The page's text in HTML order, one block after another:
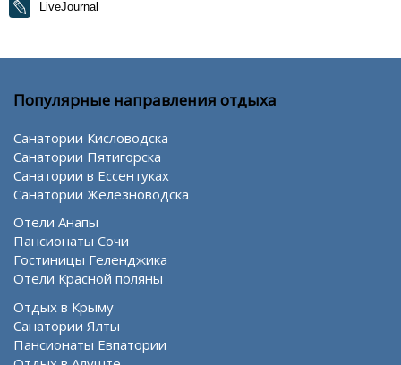
LiveJournal
Популярные направления отдыха
Санатории Кисловодска
Санатории Пятигорска
Санатории в Ессентуках
Санатории Железноводска
Отели Анапы
Пансионаты Сочи
Гостиницы Геленджика
Отели Красной поляны
Отдых в Крыму
Санатории Ялты
Пансионаты Евпатории